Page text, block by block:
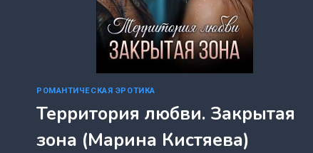
РОМАНТИЧЕСКАЯ ЭРОТИКА
Территория любви. Закрытая
зона (Марина Кистяева)